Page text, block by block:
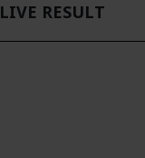
LIVE RESULT